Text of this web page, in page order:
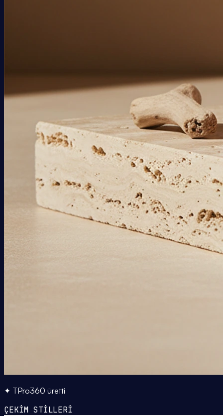
✦ TPro360 üretti
ÇEKİM STİLLERİ